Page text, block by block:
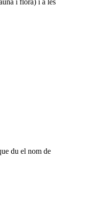
i flora) i a les
du el nom de